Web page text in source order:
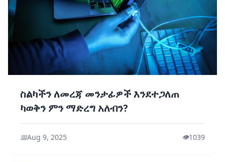
ስልካችን ለመረጃ መንታፊዎች እንደተጋለጠ
ካወቅን ምን ማድረግ አለብን?
📅Aug 9, 2025 👁️1039